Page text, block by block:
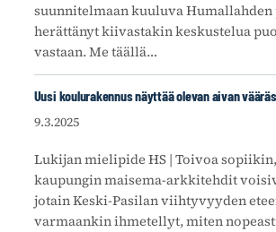
suunnitelmaan kuuluva
herättänyt kiivastakin keskustelua
vastaan. Me täällä…
Uusi koulurakennus näyttää olevan aivan
9.3.2025
Lukijan mielipide HS | Toivoa
kaupungin maisema-arkkitehdit
jotain Keski-Pasilan viihtyvyyden
varmaankin ihmetellyt, miten